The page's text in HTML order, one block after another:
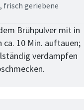
frisch geriebene
Brühpulver mit in
10 Min. auftauen;
verdampfen